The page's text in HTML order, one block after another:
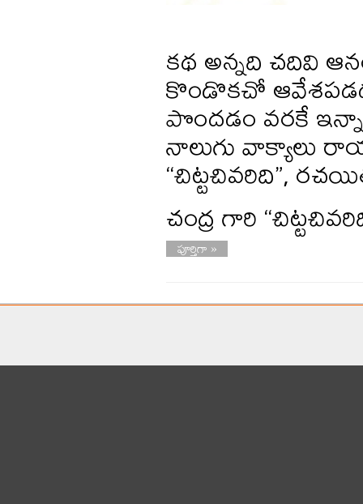
కథ అన్నది చదివి
కొండొకచో
పొందడం వరకే
నాలుగు వాక్యాలు
“చిట్టచివరిది”,
చంద్ర గారి
పూర్తిగా »